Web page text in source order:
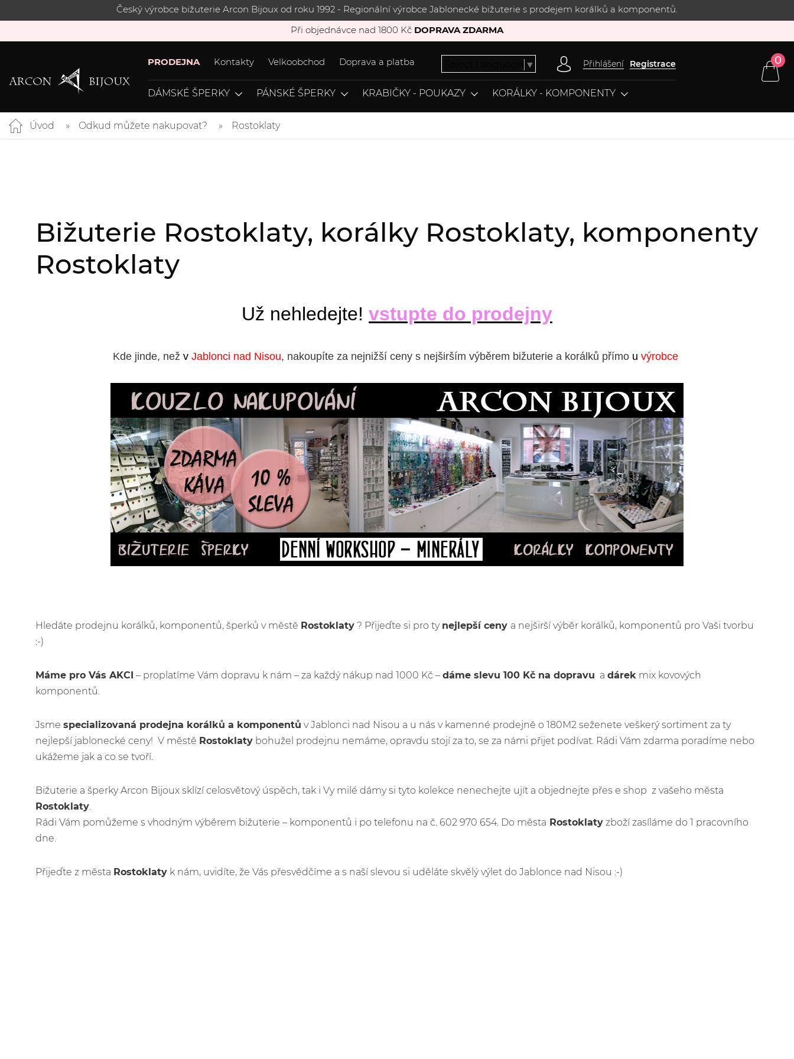
Český výrobce bižuterie Arcon Bijoux od roku 1992 - Regionální výrobce Jablonecké bižuterie s prodejem korálků a komponentů.
Při objednávce nad 1800 Kč DOPRAVA ZDARMA
PRODEJNA Kontakty Velkoobchod Doprava a platba ▼ Přihlášení Registrace 0
DÁMSKÉ ŠPERKY PÁNSKÉ ŠPERKY KRABIČKY - POUKAZY KORÁLKY - KOMPONENTY
Úvod Odkud můžete nakupovat? Rostoklaty
Bižuterie Rostoklaty, korálky Rostoklaty, komponenty
Rostoklaty
Už nehledejte! vstupte do prodejny
Kde jinde, než v Jablonci nad Nisou, nakoupíte za nejnižší ceny s nejširším výběrem bižuterie a korálků přímo u výrobce
Hledáte prodejnu korálků, komponentů, šperků v městě Rostoklaty ? Přijeďte si pro ty nejlepší ceny a nejširší výběr korálků, komponentů pro Vaši tvorbu
:-)
Máme pro Vás AKCI – proplatíme Vám dopravu k nám – za každý nákup nad 1000 Kč – dáme slevu 100 Kč na dopravu a dárek mix kovových
komponentů.
Jsme specializovaná prodejna korálků a komponentů v Jablonci nad Nisou a u nás v kamenné prodejně o 180M2 seženete veškerý sortiment za ty
nejlepší jablonecké ceny! V městě Rostoklaty bohužel prodejnu nemáme, opravdu stojí za to, se za námi přijet podívat. Rádi Vám zdarma poradíme nebo
ukážeme jak a co se tvoří.
Bižuterie a šperky Arcon Bijoux sklízí celosvětový úspěch, tak i Vy milé dámy si tyto kolekce nenechejte ujít a objednejte přes e shop z vašeho města
Rostoklaty.
Rádi Vám pomůžeme s vhodným výběrem bižuterie – komponentů i po telefonu na č. 602 970 654. Do města Rostoklaty zboží zasíláme do 1 pracovního
dne.
Přijeďte z města Rostoklaty k nám, uvidíte, že Vás přesvědčíme a s naší slevou si uděláte skvělý výlet do Jablonce nad Nisou :-)